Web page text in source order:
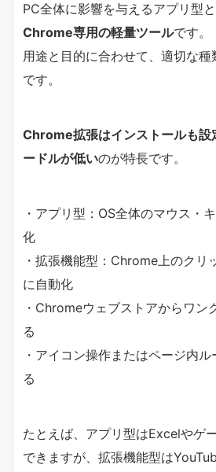
PC全体に影響を与えるアプリ型と
Chrome専用の軽量ツールです。
用途と目的に合わせて、適切な
です。
Chrome拡張はインストールも設
ードルが低いのが特長です。
・アプリ型：OS全体のマウス・
化
・拡張機能型：Chrome上のクリ
に自動化
・Chromeウェブストアからワン
る
・アイコン操作またはページ内
る
たとえば、アプリ型はExcelやゲ
できますが、拡張機能型は